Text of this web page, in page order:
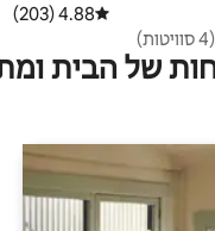
דירוג ממוצע של 4.88 מתוך 5, 203 ביקורות
4.88 (203)
של הבית